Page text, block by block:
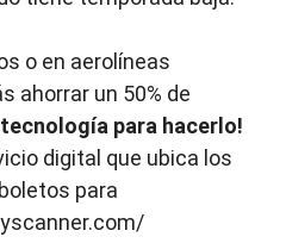
o en aerolíneas
ahorrar un 50% de
para hacerlo!
digital que ubica los
para